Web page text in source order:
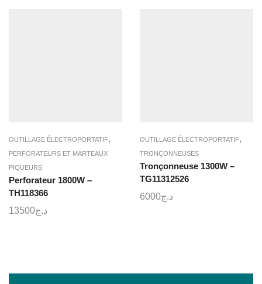
OUTILLAGE ÉLECTROPORTATIF,
PERFORATEURS ET MARTEAUX
PIQUEURS
Perforateur 1800W –
TH118366
د.ج13500
OUTILLAGE ÉLECTROPORTATIF,
TRONÇONNEUSES
Tronçonneuse 1300W –
TG11312526
د.ج6000